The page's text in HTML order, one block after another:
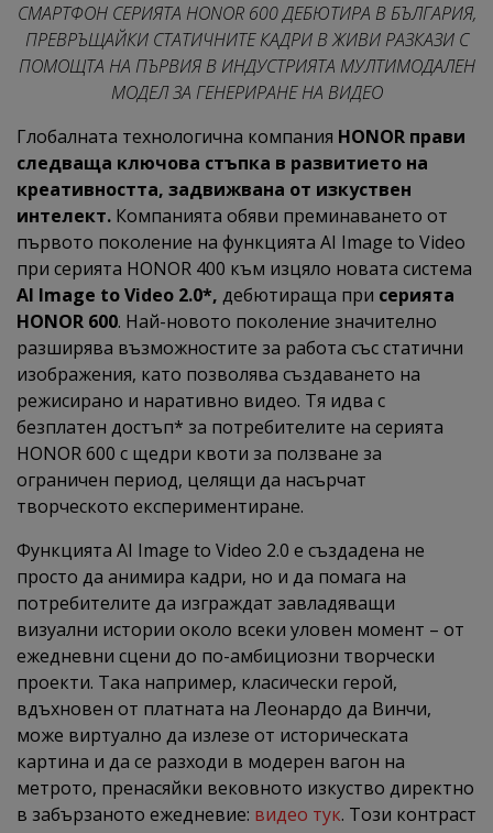
СМАРТФОН СЕРИЯТА HONOR 600 ДЕБЮТИРА В БЪЛГАРИЯ,
ПРЕВРЪЩАЙКИ СТАТИЧНИТЕ КАДРИ В ЖИВИ РАЗКАЗИ С
ПОМОЩТА НА ПЪРВИЯ В ИНДУСТРИЯТА МУЛТИМОДАЛЕН
МОДЕЛ ЗА ГЕНЕРИРАНЕ НА ВИДЕО
Глобалната технологична компания HONOR прави
следваща ключова стъпка в развитието на
креативността, задвижвана от изкуствен
интелект. Компанията обяви преминаването от
първото поколение на функцията AI Image to Video
при серията HONOR 400 към изцяло новата система
AI Image to Video 2.0*, дебютираща при серията
HONOR 600. Най-новото поколение значително
разширява възможностите за работа със статични
изображения, като позволява създаването на
режисирано и наративно видео. Тя идва с
безплатен достъп* за потребителите на серията
HONOR 600 с щедри квоти за ползване за
ограничен период, целящи да насърчат
творческото експериментиране.
Функцията AI Image to Video 2.0 е създадена не
просто да анимира кадри, но и да помага на
потребителите да изграждат завладяващи
визуални истории около всеки уловен момент – от
ежедневни сцени до по-амбициозни творчески
проекти. Така например, класически герой,
вдъхновен от платната на Леонардо да Винчи,
може виртуално да излезе от историческата
картина и да се разходи в модерен вагон на
метрото, пренасяйки вековното изкуство директно
в забързаното ежедневие: видео тук. Този контраст